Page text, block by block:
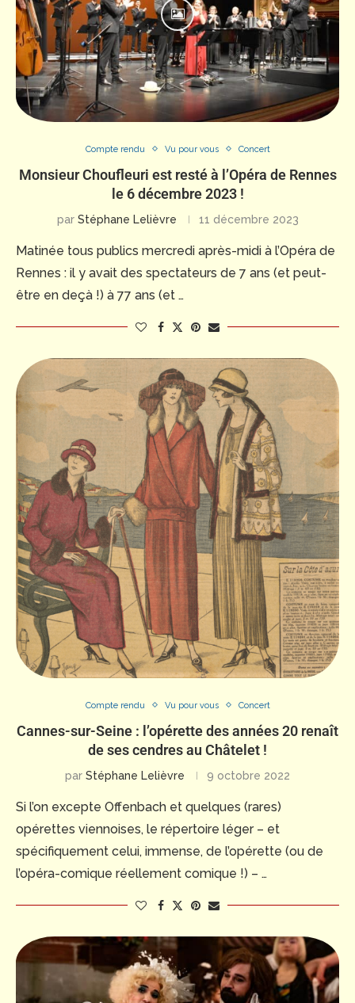
Compte rendu Vu pour vous Concert
Monsieur Choufleuri est resté à l’Opéra de Rennes
le 6 décembre 2023 !
par Stéphane Lelièvre 11 décembre 2023
Matinée tous publics mercredi après-midi à l’Opéra de
Rennes : il y avait des spectateurs de 7 ans (et peut-
être en deçà !) à 77 ans (et …
Compte rendu Vu pour vous Concert
Cannes-sur-Seine : l’opérette des années 20 renaît
de ses cendres au Châtelet !
par Stéphane Lelièvre 9 octobre 2022
Si l’on excepte Offenbach et quelques (rares)
opérettes viennoises, le répertoire léger – et
spécifiquement celui, immense, de l’opérette (ou de
l’opéra-comique réellement comique !) – …